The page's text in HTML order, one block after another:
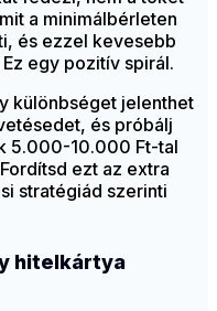
a minimálbérleten
és ezzel kevesebb
egy pozitív spirál.
különbséget jelenthet
és próbálj
5.000-10.000 Ft-tal
ezt az extra
stratégiád szerinti
hitelkártya